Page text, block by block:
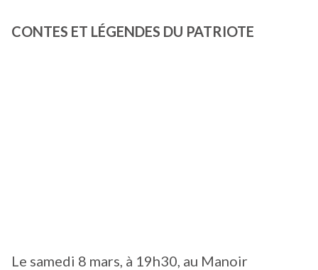
CONTES ET LÉGENDES DU PATRIOTE
Le samedi 8 mars, à 19h30, au Manoir